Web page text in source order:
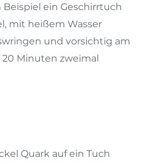
ein Geschirrtuch
mit heißem Wasser
und vorsichtig am
20 Minuten zweimal
Quark auf ein Tuch